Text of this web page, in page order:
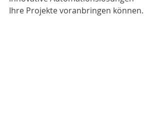
Ihre Projekte voranbringen können.